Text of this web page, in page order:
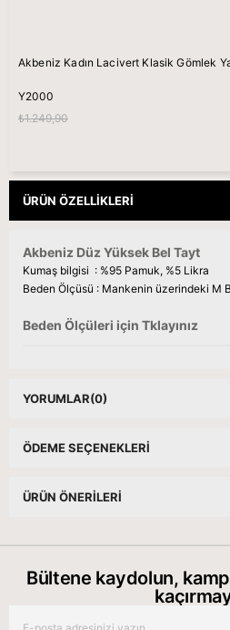
Akbeniz Kadın Lacivert Klasik Gömlek
Y2000
₺1.249,90
ÜRÜN ÖZELLIKLERI
Akbeniz Düz Yüksek Bel Tayt
Kumaş bilgisi : %95 Pamuk, %5 Likra
Beden Ölçüsü : Mankenin üzerindeki M
Beden Ölçüleri için Tklayınız
YORUMLAR(0)
ÖDEME SEÇENEKLERI
ÜRÜN ÖNERILERI
Bültene kaydolun,